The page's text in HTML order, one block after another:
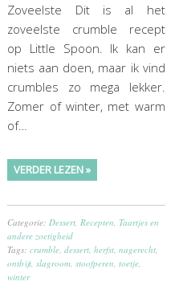
Zoveelste Dit is al het
zoveelste crumble recept
op Little Spoon. Ik kan er
niets aan doen, maar ik vind
crumbles zo mega lekker.
Zomer of winter, met warm
of…
VERDER LEZEN »
Categorie: Dessert Recepten ,Taartjes en
andere zoetigheid
Tags:crumble ,dessert ,herfst ,nagerecht
ontbijt ,slagroom ,stoofperen ,toetje
winter